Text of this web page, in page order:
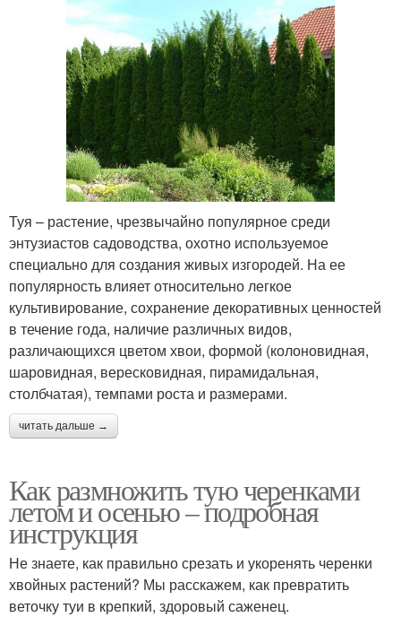
Туя – растение, чрезвычайно популярное среди
энтузиастов садоводства, охотно используемое
специально для создания живых изгородей. На ее
популярность влияет относительно легкое
культивирование, сохранение декоративных ценностей
в течение года, наличие различных видов,
различающихся цветом хвои, формой (колоновидная,
шаровидная, вересковидная, пирамидальная,
столбчатая), темпами роста и размерами.
читать дальше →
Как размножить тую черенками
летом и осенью – подробная
инструкция
Не знаете, как правильно срезать и укоренять черенки
хвойных растений? Мы расскажем, как превратить
веточку туи в крепкий, здоровый саженец.